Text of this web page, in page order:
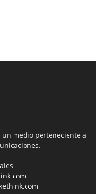
un medio perteneciente a